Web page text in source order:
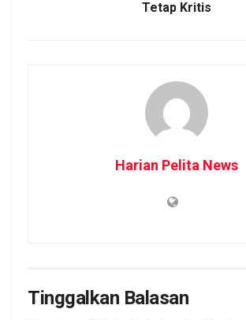
Tetap Kritis
Harian Pelita News
Tinggalkan Balasan